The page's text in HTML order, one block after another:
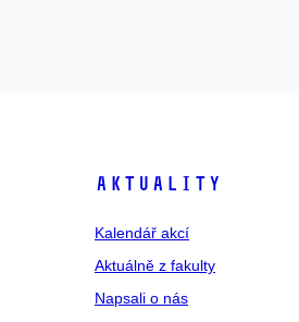
Aktuality
Kalendář akcí
Aktuálně z fakulty
Napsali o nás